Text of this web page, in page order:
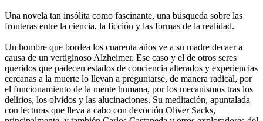
Una novela tan insólita como fascinante, una búsqueda sobre las
fronteras entre la ciencia, la ficción y las formas de la realidad.
Un hombre que bordea los cuarenta años ve a su madre decaer a
causa de un vertiginoso Alzheimer. Ese caso y el de otros seres
queridos que padecen estados de conciencia alterados y experiencias
cercanas a la muerte lo llevan a preguntarse, de manera radical, por
el funcionamiento de la mente humana, por los mecanismos tras los
delirios, los olvidos y las alucinaciones. Su meditación, apuntalada
con lecturas que lleva a cabo con devoción Oliver Sacks,